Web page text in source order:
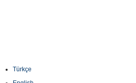
Türkçe